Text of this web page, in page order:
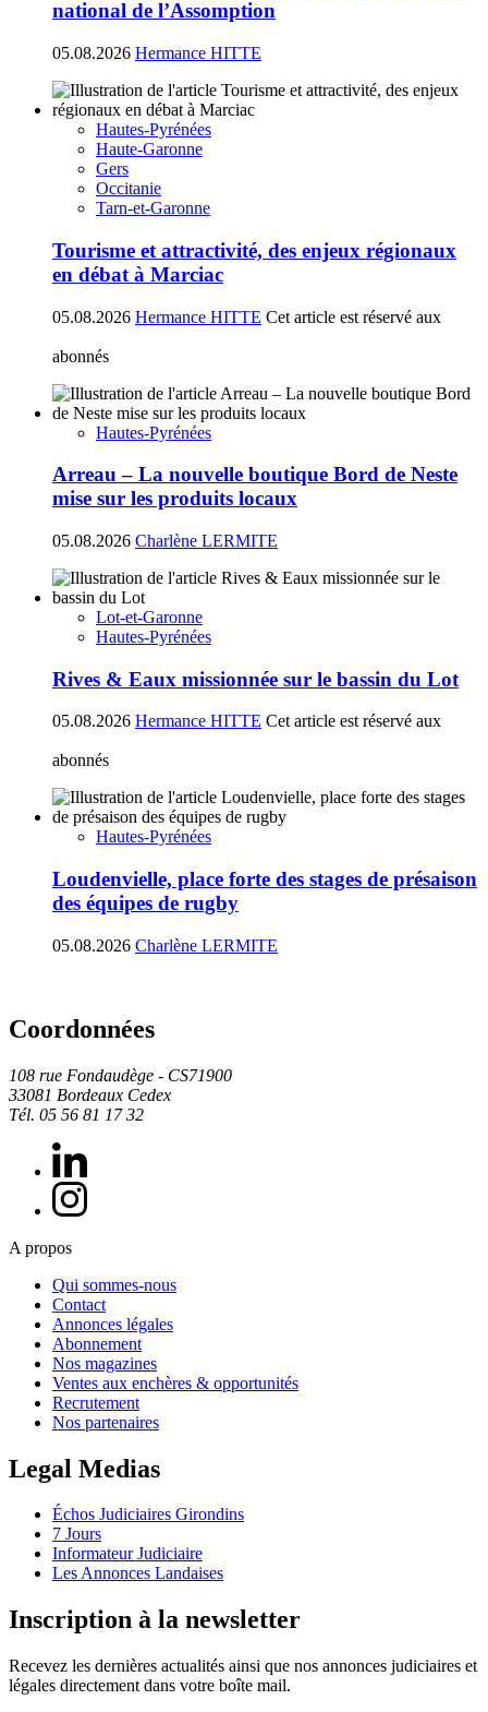
national de l’Assomption
05.08.2026 Hermance HITTE
Hautes-Pyrénées
Haute-Garonne
Gers
Occitanie
Tarn-et-Garonne
Tourisme et attractivité, des enjeux régionaux
en débat à Marciac
05.08.2026 Hermance HITTE Cet article est réservé aux
abonnés
Hautes-Pyrénées
Arreau – La nouvelle boutique Bord de Neste
mise sur les produits locaux
05.08.2026 Charlène LERMITE
Lot-et-Garonne
Hautes-Pyrénées
Rives & Eaux missionnée sur le bassin du Lot
05.08.2026 Hermance HITTE Cet article est réservé aux
abonnés
Hautes-Pyrénées
Loudenvielle, place forte des stages de présaison
des équipes de rugby
05.08.2026 Charlène LERMITE
Coordonnées
108 rue Fondaudège - CS71900
33081 Bordeaux Cedex
Tél. 05 56 81 17 32
A propos
Qui sommes-nous
Contact
Annonces légales
Abonnement
Nos magazines
Ventes aux enchères & opportunités
Recrutement
Nos partenaires
Legal Medias
Échos Judiciaires Girondins
7 Jours
Informateur Judiciaire
Les Annonces Landaises
Inscription à la newsletter
Recevez les dernières actualités ainsi que nos annonces judiciaires et
légales directement dans votre boîte mail.